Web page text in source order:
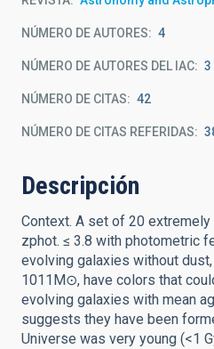
NÚMERO DE AUTORES 4
NÚMERO DE AUTORES DEL IAC 3
NÚMERO DE CITAS 42
NÚMERO DE CITAS REFERIDAS
Descripción
Context. A set of 20 extremely
zphot. ≤ 3.8 with photometric
evolving galaxies without
1011M⊙, have colors that
evolving galaxies with mean
suggests they have been
Universe was very young (<1